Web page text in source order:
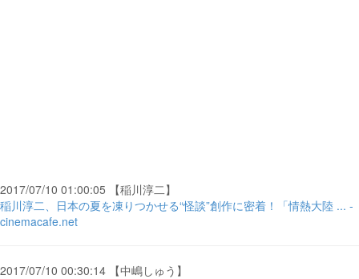
2017/07/10 01:00:05 【稲川淳二】
稲川淳二、日本の夏を凍りつかせる“怪談”創作に密着！「情熱大陸 ... -
cinemacafe.net
2017/07/10 00:30:14 【中嶋しゅう】